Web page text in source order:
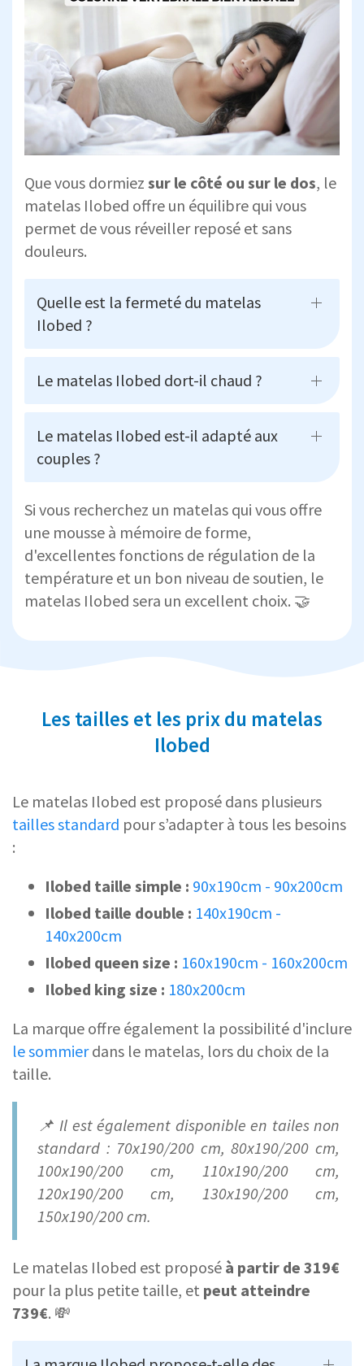
Que vous dormiez sur le côté ou sur le dos, le
matelas Ilobed offre un équilibre qui vous
permet de vous réveiller reposé et sans
douleurs.
Quelle est la fermeté du matelas
Ilobed ?
Le matelas Ilobed dort-il chaud ?
Le matelas Ilobed est-il adapté aux
couples ?
Si vous recherchez un matelas qui vous offre
une mousse à mémoire de forme,
d'excellentes fonctions de régulation de la
température et un bon niveau de soutien, le
matelas Ilobed sera un excellent choix. 🤝
Les tailles et les prix du matelas
Ilobed
Le matelas Ilobed est proposé dans plusieurs
tailles standard pour s’adapter à tous les besoins
:
Ilobed taille simple : 90x190cm - 90x200cm
Ilobed taille double : 140x190cm -
140x200cm
Ilobed queen size : 160x190cm - 160x200cm
Ilobed king size : 180x200cm
La marque offre également la possibilité d'inclure
le sommierdans le matelas, lors du choix de la
taille.
📌 Il est également disponible en tailes non
standard : 70x190/200 cm, 80x190/200 cm,
100x190/200 cm, 110x190/200 cm,
120x190/200 cm, 130x190/200 cm,
150x190/200 cm.
Le matelas Ilobed est proposé à partir de 319€
pour la plus petite taille, et peut atteindre
739€. 💸